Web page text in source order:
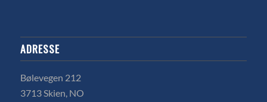
ADRESSE
Bølevegen 212
3713 Skien, NO